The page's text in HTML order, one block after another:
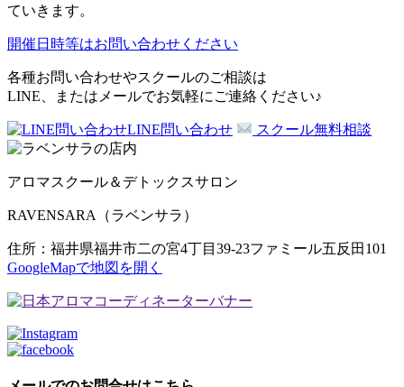
ていきます。
開催日時等はお問い合わせください
各種お問い合わせやスクールのご相談は
LINE、またはメールでお気軽にご連絡ください♪
LINE問い合わせ スクール無料相談
アロマスクール＆デトックスサロン
RAVENSARA（ラベンサラ）
住所：福井県福井市二の宮4丁目39-23ファミール五反田101
GoogleMapで地図を開く